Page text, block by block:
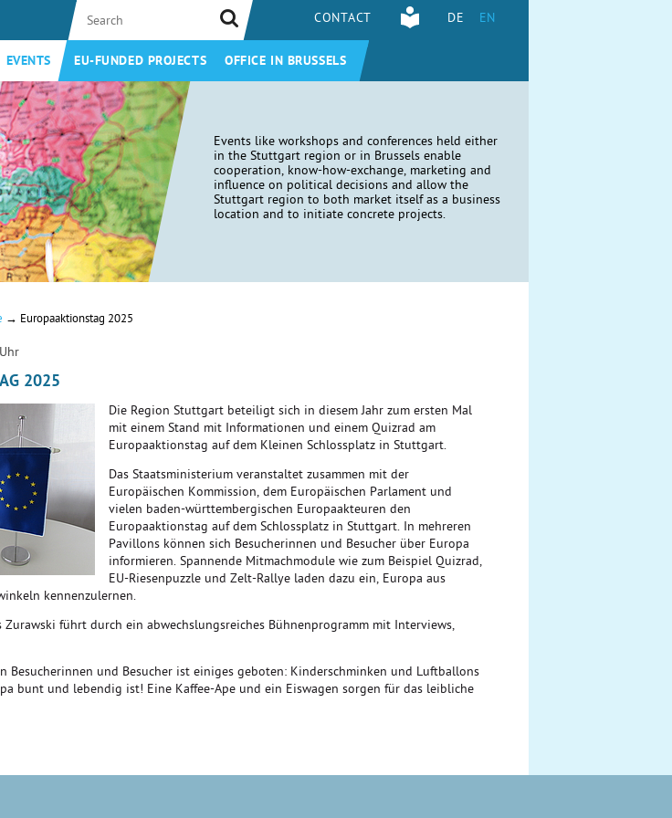
CONTACT DE EN
EVENTS EU-FUNDED PROJECTS OFFICE IN BRUSSELS
Events like workshops and conferences held either
in the Stuttgart region or in Brussels enable
cooperation, know-how-exchange, marketing and
influence on political decisions and allow the
Stuttgart region to both market itself as a business
location and to initiate concrete projects.
→ Europaaktionstag 2025
2025
Die Region Stuttgart beteiligt sich in diesem Jahr zum ersten Mal
mit einem Stand mit Informationen und einem Quizrad am
Europaaktionstag auf dem Kleinen Schlossplatz in Stuttgart.
Das Staatsministerium veranstaltet zusammen mit der
Europäischen Kommission, dem Europäischen Parlament und
vielen baden-württembergischen Europaakteuren den
Europaaktionstag auf dem Schlossplatz in Stuttgart. In mehreren
Pavillons können sich Besucherinnen und Besucher über Europa
informieren. Spannende Mitmachmodule wie zum Beispiel Quizrad,
EU-Riesenpuzzle und Zelt-Rallye laden dazu ein, Europa aus
kennenzulernen.
Zurawski führt durch ein abwechslungsreiches Bühnenprogramm mit Interviews,
Besucherinnen und Besucher ist einiges geboten: Kinderschminken und Luftballons
bunt und lebendig ist! Eine Kaffee-Ape und ein Eiswagen sorgen für das leibliche